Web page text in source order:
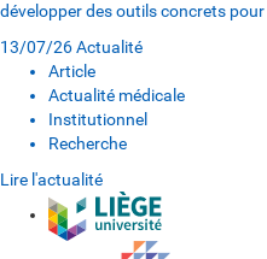
développer des outils concrets
13/07/26Actualité
Article
Actualité médicale
Institutionnel
Recherche
Lire l'actualité